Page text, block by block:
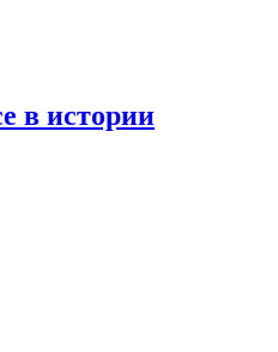
в истории